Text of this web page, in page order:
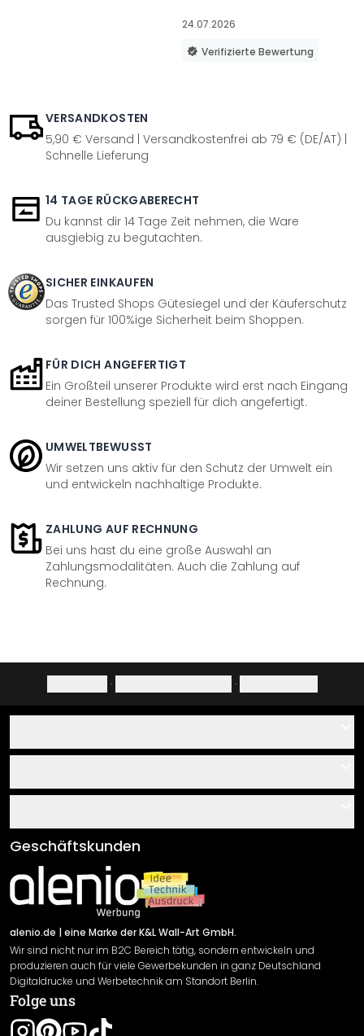
24.07.2026
Verifizierte Bewertung
VERSANDKOSTEN
5,90 € Versand | Versandkostenfrei ab 79 € (DE/AT) |
Schnelle Lieferung
14 TAGE RÜCKGABERECHT
Du kannst dir 14 Tage Zeit nehmen, die Ware
ausgiebig zu begutachten.
SICHER EINKAUFEN
Das Trusted Shops Gütesiegel und der Käuferschutz
sorgen für 100%ige Sicherheit beim Shoppen.
FÜR DICH ANGEFERTIGT
Ein Großteil unserer Produkte wird erst nach Eingang
deiner Bestellung speziell für dich angefertigt.
UMWELTBEWUSST
Wir setzen uns aktiv für den Schutz der Umwelt ein
und entwickeln nachhaltige Produkte.
ZAHLUNG AUF RECHNUNG
Bei uns hast du eine große Auswahl an
Zahlungsmodalitäten. Auch die Zahlung auf
Rechnung.
· ·
Über uns
Klebe- und Montageanleitungen
Newsletter An-/Abmeldung
Sendungsverfolgung
AGB
Impressum
Versand & Zahlung
Rücksendung
Widerrufsrecht
Datenschutzerklärung
Gewährleistung
Geschäftskunden
alenio.de | eine Marke der K&L Wall-Art GmbH.
Wir sind nicht nur im B2C Bereich tätig, sondern entwickeln und
produzieren auch für viele Gewerbekunden in ganz Deutschland
Digitaldrucke und Werbetechnik am Standort Berlin.
Folge uns